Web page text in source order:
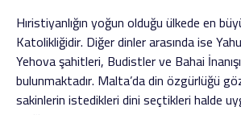
Hıristiyanlığın yoğun olduğu ülkede en
Katolikliğidir. Diğer dinler arasında ise
Yehova şahitleri, Budistler ve Bahai
bulunmaktadır. Malta’da din özgürlüğü
sakinlerin istedikleri dini seçtikleri halde